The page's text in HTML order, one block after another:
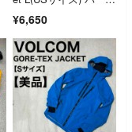
ズ VOLCOM スノーボ
ードジャケット Zip-T
ech ジップテック
¥6,650